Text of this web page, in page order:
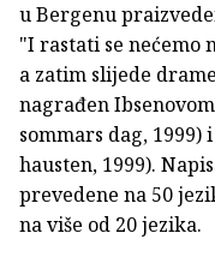
u Bergenu
"I rastati se nećemo
a zatim slijede
nagrađen
sommars dag, 1999)
hausten, 1999).
prevedene na 50
na više od 20 jezika.